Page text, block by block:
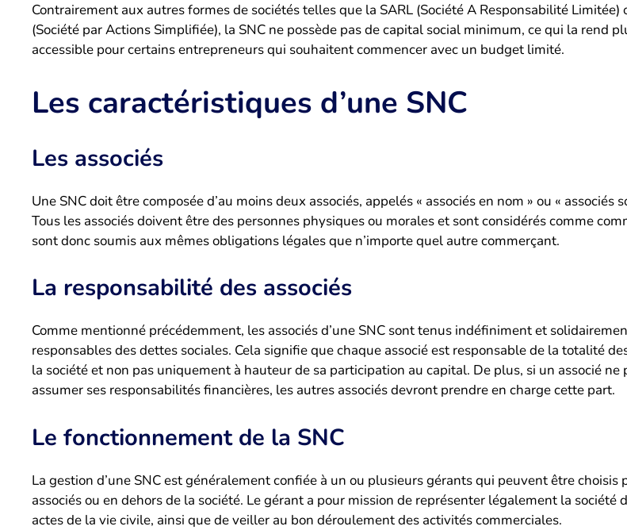
Contrairement aux autres formes de sociétés telles que la SARL (Société A Responsabilité Limitée)
(Société par Actions Simplifiée), la SNC ne possède pas de capital social minimum, ce qui la rend
accessible pour certains entrepreneurs qui souhaitent commencer avec un budget limité.
Les caractéristiques d’une SNC
Les associés
Une SNC doit être composée d’au moins deux associés, appelés « associés en nom » ou « associés
Tous les associés doivent être des personnes physiques ou morales et sont considérés comme
sont donc soumis aux mêmes obligations légales que n’importe quel autre commerçant.
La responsabilité des associés
Comme mentionné précédemment, les associés d’une SNC sont tenus indéfiniment et
responsables des dettes sociales. Cela signifie que chaque associé est responsable de la totalité
la société et non pas uniquement à hauteur de sa participation au capital. De plus, si un associé ne
assumer ses responsabilités financières, les autres associés devront prendre en charge cette part.
Le fonctionnement de la SNC
La gestion d’une SNC est généralement confiée à un ou plusieurs gérants qui peuvent être choisis
associés ou en dehors de la société. Le gérant a pour mission de représenter légalement la société
actes de la vie civile, ainsi que de veiller au bon déroulement des activités commerciales.